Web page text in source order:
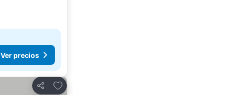
Ver precios
Compartir
Agregar a favoritos